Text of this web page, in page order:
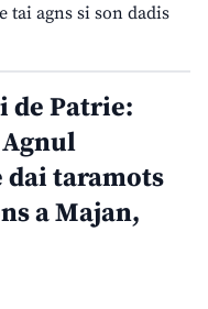
tai agns si son dadis
Patrie:
dai taramots
a Majan,